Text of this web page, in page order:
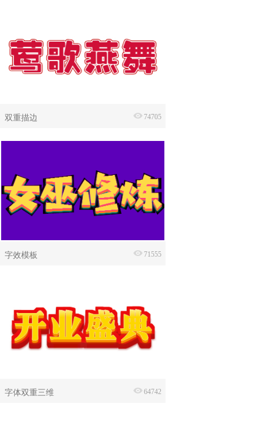
双重描边 74705
字效模板 71555
字体双重三维 64742